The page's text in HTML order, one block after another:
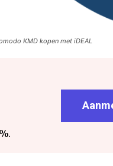
KMD kopen met iDEAL